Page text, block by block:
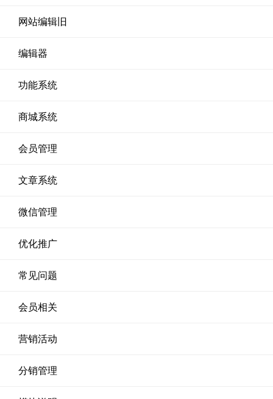
网站编辑旧
编辑器
功能系统
商城系统
会员管理
文章系统
微信管理
优化推广
常见问题
会员相关
营销活动
分销管理